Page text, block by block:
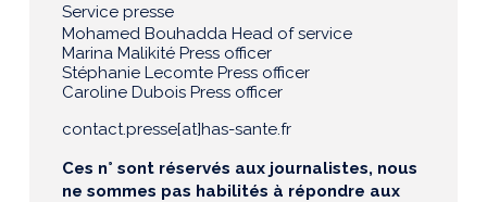
Service presse
Mohamed Bouhadda Head of service
Marina Malikité Press officer
Stéphanie Lecomte Press officer
Caroline Dubois Press officer
contact.presse[at]has-sante.fr
Ces n° sont réservés aux journalistes, nous
ne sommes pas habilités à répondre aux